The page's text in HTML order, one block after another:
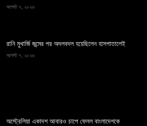
আগস্ট ৭, ২০২৬
রানি মুখার্জি জন্মের পর অদলবদল হয়েছিলেন হাসপাতালেই
আগস্ট ৭, ২০২৬
অস্ট্রেলিয়া একাদশ আবারও চাপে ফেলল বাংলাদেশকে